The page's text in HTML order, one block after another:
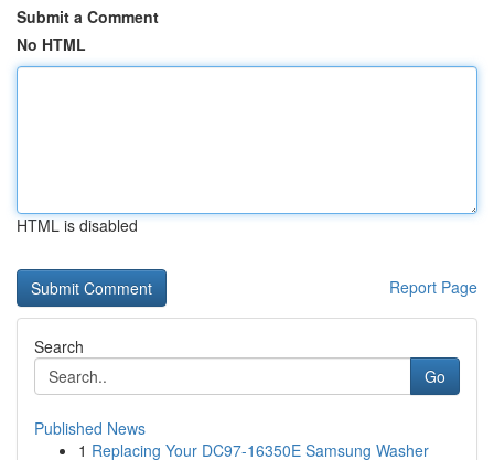
Submit a Comment
No HTML
HTML is disabled
Report Page
Search
Go
Published News
1 Replacing Your DC97-16350E Samsung Washer